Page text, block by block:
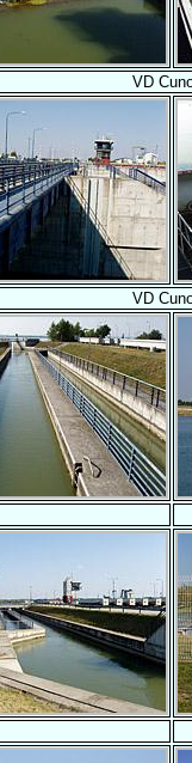
VD
VD